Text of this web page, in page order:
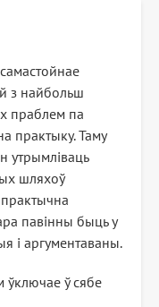
з найбольш
праблем па
практыку. Таму
утрымліваць
шляхоў
павінны быць у
і аргументаваны.
ў сябе